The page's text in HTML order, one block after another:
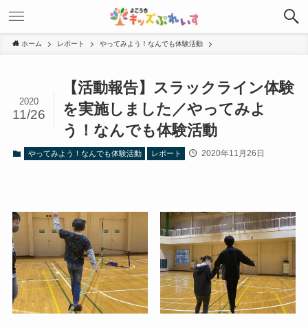
ホーム レポート やってみよう！なんでも体験活動
【活動報告】スラックライン体験
を実施しました／やってみよ
う！なんでも体験活動
2020
11/26
やってみよう！なんでも体験活動 レポート 2020年11月26日